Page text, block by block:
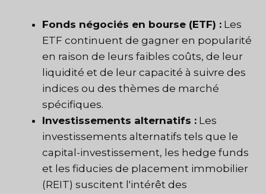
Fonds négociés en bourse (ETF) : Les
ETF continuent de gagner en popularité
en raison de leurs faibles coûts, de leur
liquidité et de leur capacité à suivre des
indices ou des thèmes de marché
spécifiques.
Investissements alternatifs : Les
investissements alternatifs tels que le
capital-investissement, les hedge funds
et les fiducies de placement immobilier
(REIT) suscitent l'intérêt des